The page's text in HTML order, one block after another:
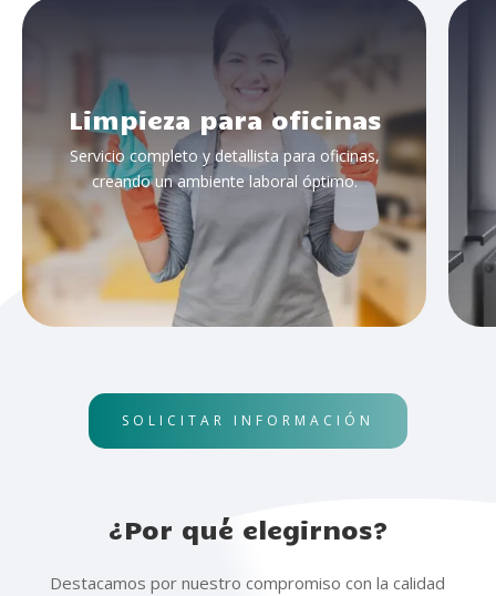
Limpieza para oficinas
Servicio completo y detallista para oficinas,
creando un ambiente laboral óptimo.
SOLICITAR INFORMACIÓN
¿Por qué elegirnos?
Destacamos por nuestro compromiso con la calidad